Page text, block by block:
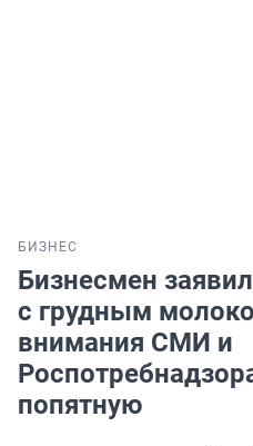
БИЗНЕС
Бизнесмен
с грудным
внимания СМИ и
попятную